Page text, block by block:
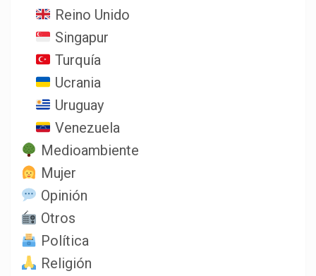
Reino Unido
Singapur
Turquía
Ucrania
Uruguay
Venezuela
Medioambiente
Mujer
Opinión
Otros
Política
Religión